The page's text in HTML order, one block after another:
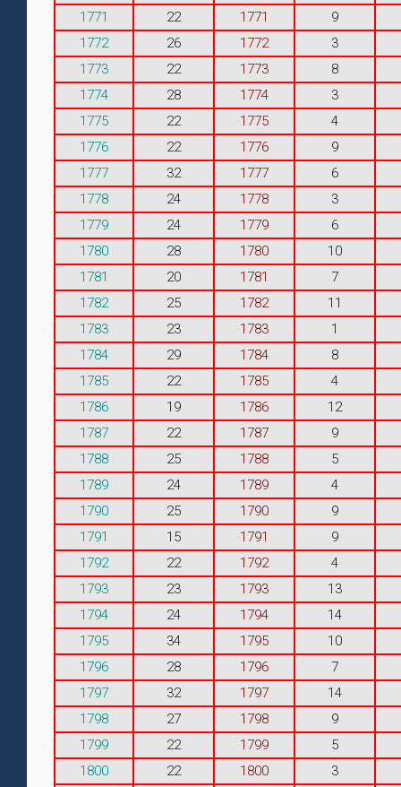
1771 22 1771
9
1772
26 1772
3
1773
22 1773
8
1774
28 1774
3
1775
22 1775
4
1776
22 1776
9
1777
32 1777
6
1778
24 1778
3
1779
24 1779
6
1780
28 1780
10
1781
20 1781
7
1782
25 1782
11
1783
23 1783
1
1784
29 1784
8
1785
22 1785
4
1786
19 1786
12
1787
22 1787
9
1788
25 1788
5
1789
24 1789
4
1790
25 1790
9
1791
15 1791
9
1792
22 1792
4
1793
23 1793
13
1794
24 1794
14
1795
34 1795
10
1796
28 1796
7
1797
32 1797
14
1798
27 1798
9
1799
22 1799
5
1800
22 1800
3